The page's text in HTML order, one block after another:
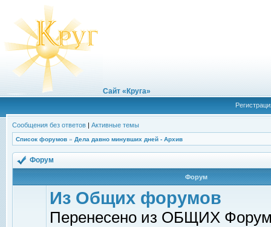
Сайт «Круга»
Сообщения без ответов | Активные темы
Список форумов » Дела давно минувших дней - Архив
Форум
Форум
Из Общих форумов
Перенесено из ОБЩИХ